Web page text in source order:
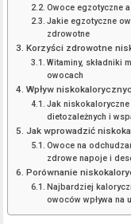
Owoce egzotyczne
Jakie egzotyczne
zdrowotne
Korzyści zdrowotne
Witaminy, składniki
owocach
Wpływ
Jak
dietozależnych i
Jak wprowadzić
Owoce na
zdrowe napoje i
Porównanie
Najbardziej
owoców wpływa na